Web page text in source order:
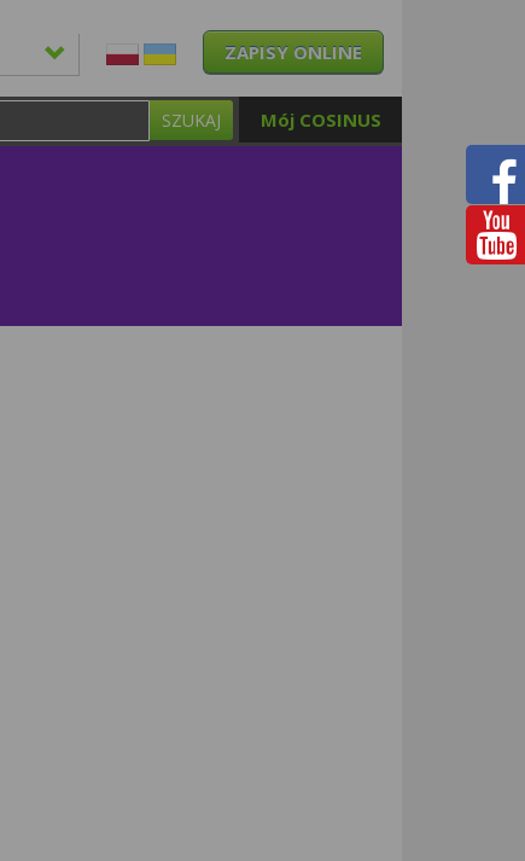
ZAPISY ONLINE
Mój COSINUS
SZUKAJ